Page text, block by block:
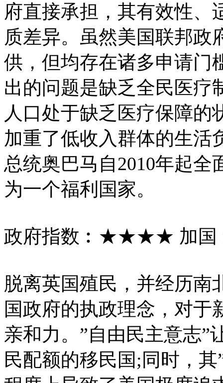
府直接承担，其有效性、
质差异。虽然美国联邦政
供，但均存在诸多申请门
出的问题是缺乏全民医疗
人口处于缺乏医疗保障的
加重了低收入群体的生活
总统奥巴马自2010年起
为一个福利国家。
政府指数︰★★★★ 加国
脱离英国殖民，并经历南
国政府的执政理念，对于
亲和力。”自由民主意志”
民配额的移民国;同时，